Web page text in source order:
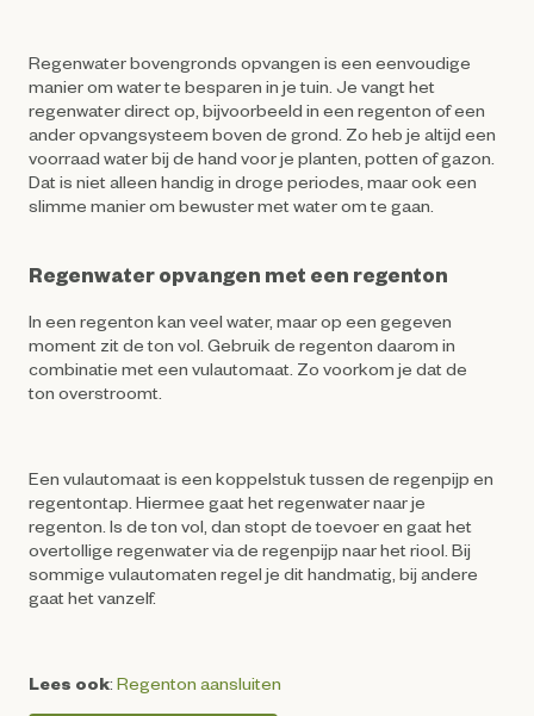
Regenwater bovengronds opvangen is een eenvoudige
manier om water te besparen in je tuin. Je vangt het
regenwater direct op, bijvoorbeeld in een regenton of een
ander opvangsysteem boven de grond. Zo heb je altijd een
voorraad water bij de hand voor je planten, potten of gazon.
Dat is niet alleen handig in droge periodes, maar ook een
slimme manier om bewuster met water om te gaan.
Regenwater opvangen met een regenton
In een regenton kan veel water, maar op een gegeven
moment zit de ton vol. Gebruik de regenton daarom in
combinatie met een vulautomaat. Zo voorkom je dat de
ton overstroomt.
Een vulautomaat is een koppelstuk tussen de regenpijp en
regentontap. Hiermee gaat het regenwater naar je
regenton. Is de ton vol, dan stopt de toevoer en gaat het
overtollige regenwater via de regenpijp naar het riool. Bij
sommige vulautomaten regel je dit handmatig, bij andere
gaat het vanzelf.
Lees ook: Regenton aansluiten